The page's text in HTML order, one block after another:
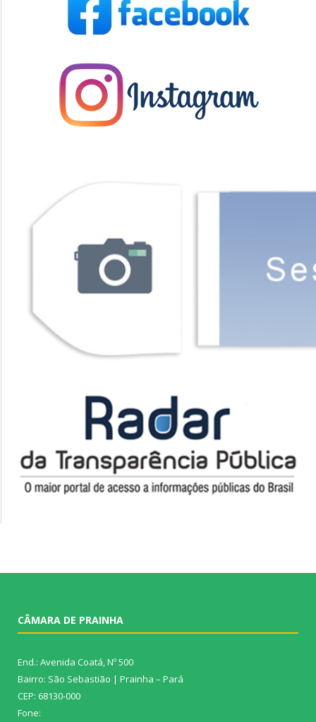
CÂMARA DE PRAINHA
End.: Avenida Coatá, Nº 500
Bairro: São Sebastião | Prainha – Pará
CEP: 68130-000
Fone: